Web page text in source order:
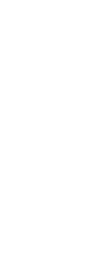
প্রু জেরী